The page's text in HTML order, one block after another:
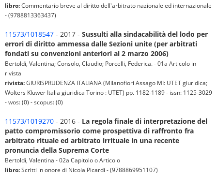
libro:Commentario breve al diritto dell'arbitrato nazionale ed internazionale
- (9788813363437)
11573/1018547 - 2017 - Sussulti alla sindacabilità del lodo per
errori di diritto ammessa dalle Sezioni unite (per arbitrati
fondati su convenzioni anteriori al 2 marzo 2006)
Bertoldi, Valentina; Consolo, Claudio; Porcelli, Federica. - 01a Articolo in
rivista
rivista:GIURISPRUDENZA ITALIANA (Milanofiori Assago MI: UTET giuridica;
Wolters Kluwer Italia giuridica Torino : UTET) pp. 1182-1189 - issn: 1125-3029
- wos: (0) - scopus: (0)
11573/1019270 - 2016 - La regola finale di interpretazione del
patto compromissorio come prospettiva di raffronto fra
arbitrato rituale ed arbitrato irrituale in una recente
pronuncia della Suprema Corte
Bertoldi, Valentina - 02a Capitolo o Articolo
libro:Scritti in onore di Nicola Picardi - (9788869951107)